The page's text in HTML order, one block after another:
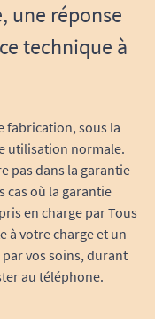
une réponse
technique à
fabrication, sous la
utilisation normale.
pas dans la garantie
cas où la garantie
en charge par Tous
à votre charge et un
vos soins, durant
au téléphone.